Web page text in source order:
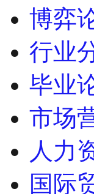
博弈
行业
毕业
市场
人力
国际